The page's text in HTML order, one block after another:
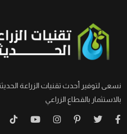
نسعى لتوفير أحدث تقنيات الزراعة
بالاستثمار بالقطاع الزراعي